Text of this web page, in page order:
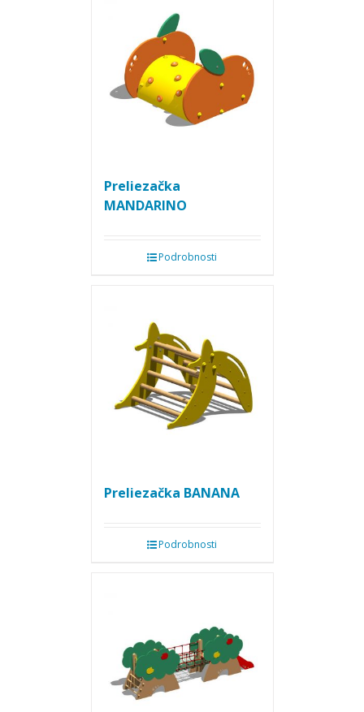
Preliezačka
MANDARINO
Podrobnosti
Preliezačka BANANA
Podrobnosti